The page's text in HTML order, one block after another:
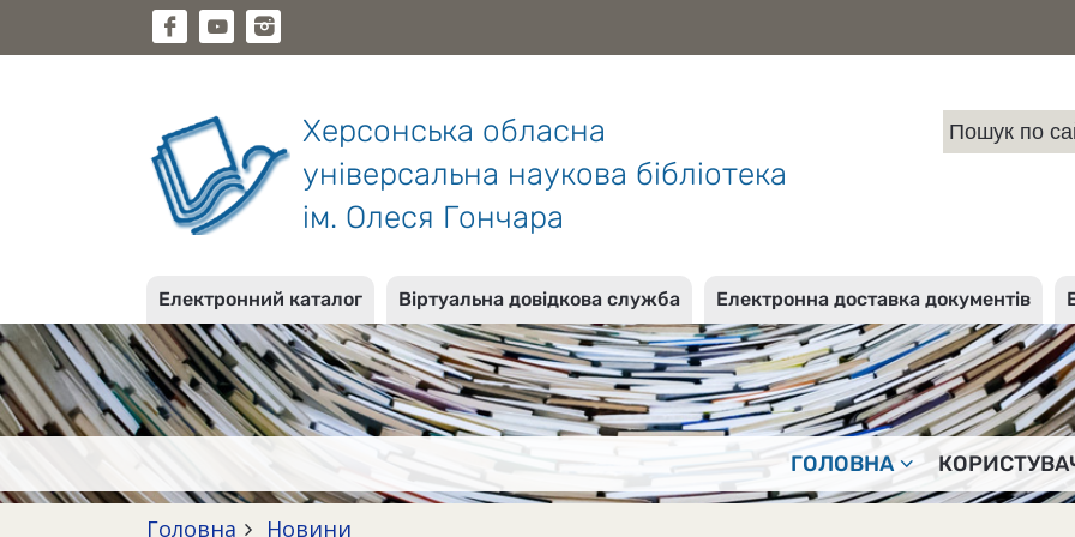
Херсонська обласна
універсальна наукова бібліотека
ім. Олеся Гончара
Електронний каталог Віртуальна довідкова служба Електронна доставка документів
ГОЛОВНА
Головна Новини